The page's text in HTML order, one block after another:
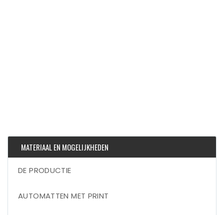
MATERIAAL EN MOGELIJKHEDEN
DE PRODUCTIE
AUTOMATTEN MET PRINT